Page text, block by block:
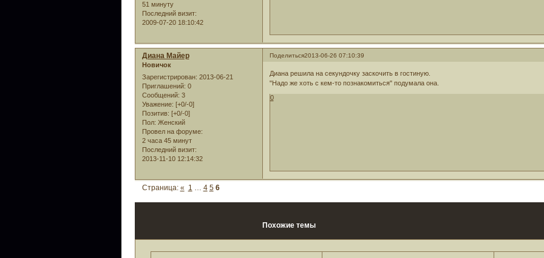
51 минуту
Последний визит:
2009-07-20 18:10:42
Поделиться2013-06-26 07:10:39
Диана Майер
Новичок
Зарегистрирован: 2013-06-21
Приглашений: 0
Сообщений: 3
Уважение: [+0/-0]
Позитив: [+0/-0]
Пол: Женский
Провел на форуме:
2 часа 45 минут
Последний визит:
2013-11-10 12:14:32
Диана решила на секундочку заскочить в гостиную.
"Надо же хоть с кем-то познакомиться" подумала она.
0
Страница: « 1 … 4 5 6
Похожие темы